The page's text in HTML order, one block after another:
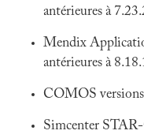
antérieures à
Mendix
antérieures à
COMOS versions
Simcenter